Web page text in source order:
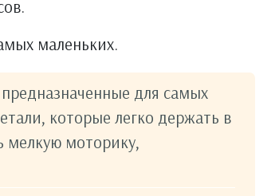
маленьких.
для самых
которые легко держать в
мелкую моторику,